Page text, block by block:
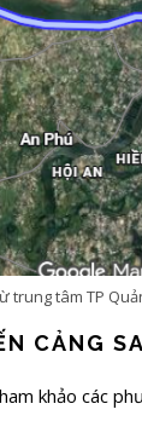
trung tâm TP
CẢNG
khảo các